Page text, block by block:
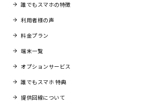
誰でもスマホの特徴
利用者様の声
料金プラン
端末一覧
オプションサービス
誰でもスマホ 特典
提供回線について